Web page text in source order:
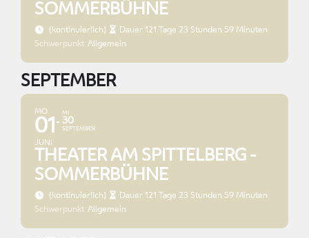
SOMMERBÜHNE
(kontinuierlich)
Dauer 121 Tage 23 Stunden 59 Minuten
Schwerpunkt Allgemein
SEPTEMBER
MO
01
JUNI
MI
30
SEPTEMBER
THEATER AM SPITTELBERG -
SOMMERBÜHNE
(kontinuierlich)
Dauer 121 Tage 23 Stunden 59 Minuten
Schwerpunkt Allgemein